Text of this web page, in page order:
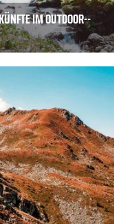
IM OUTDOOR-­B